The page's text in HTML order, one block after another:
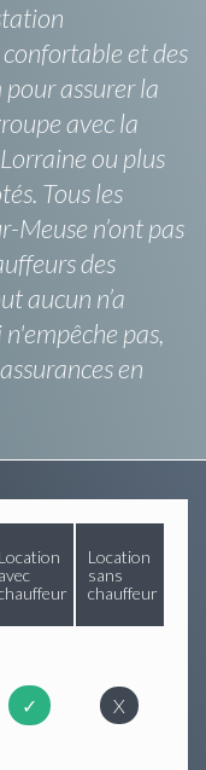
et des
assurer la
avec la
ou plus
Tous les
n’ont pas
des
aucun n’a
pas,
en
Location
avec
Location
sans
chauffeur
✓ X